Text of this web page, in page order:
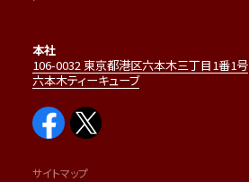
本社
106-0032 東京都港区六本木三丁目1番1号
六本木ティーキューブ
サイトマップ